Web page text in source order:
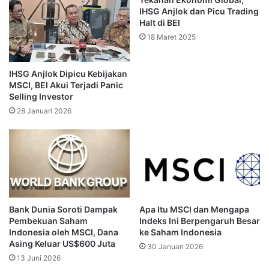
berkomunikasi dengan global index provider. Dalam hal ini
adalah dengan MSCI juga, dan dengan FTSE. Jadi atas
pengumuman S&P DJI pagi ini, terus terang kami akan
berdiskusi dengan S&P sebagaimana kami berdiskusi
dengan MSCI dan juga dengan FTSE selama ini,” kata Irvan.
BEI Tunggu Tanggapan S&P DJI
Irvan mengungkapkan hingga kini S&P DJI belum
memberikan tanggapan atas permintaan diskusi tersebut.
Meski demikian, ia meminta investor tetap tenang.
Menurutnya, proses evaluasi indeks global selalu
menyediakan masa transisi. BEI akan memanfaatkan waktu
tersebut untuk memperkuat komunikasi sekaligus
menjelaskan berbagai reformasi yang telah dilakukan.
IHSG Anjlok Dipicu Kebijakan
MSCI, BEI Akui Terjadi Panic
Selling Investor
28 Januari 2026
IHSG Anjlok dan Picu Trading
Halt di BEI
18 Maret 2025
Bank Dunia Soroti Dampak
Pembekuan Saham
Indonesia oleh MSCI, Dana
Asing Keluar US$600 Juta
13 Juni 2026
Apa Itu MSCI dan Mengapa
Indeks Ini Berpengaruh Besar
ke Saham Indonesia
30 Januari 2026